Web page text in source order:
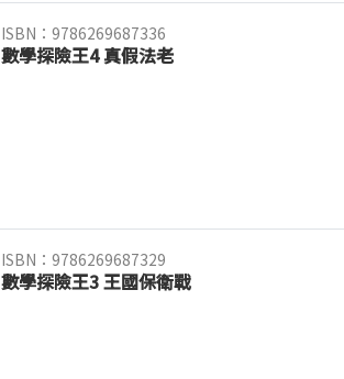
ISBN：9786269687336
數學探險王4 真假法老
ISBN：9786269687329
數學探險王3 王國保衛戰